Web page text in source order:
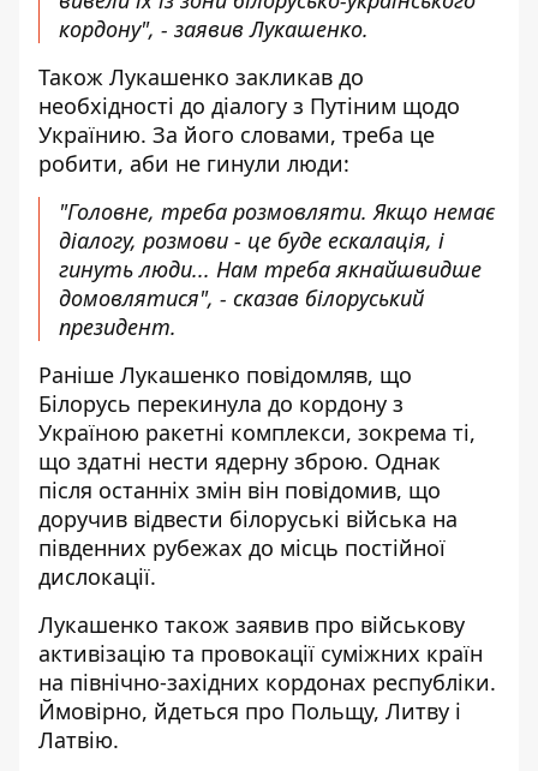
кордону", - заявив Лукашенко.
Також Лукашенко закликав до
необхідності до діалогу з Путіним щодо
Українию. За його словами, треба це
робити, аби не гинули люди:
"Головне, треба розмовляти. Якщо немає
діалогу, розмови - це буде ескалація, і
гинуть люди... Нам треба якнайшвидше
домовлятися", - сказав білоруський
президент.
Раніше Лукашенко повідомляв, що
Білорусь перекинула до кордону з
Україною ракетні комплекси, зокрема ті,
що здатні нести ядерну зброю. Однак
після останніх змін він повідомив, що
доручив відвести білоруські війська на
південних рубежах до місць постійної
дислокації.
Лукашенко також заявив про військову
активізацію та провокації суміжних країн
на північно-західних кордонах республіки.
Ймовірно, йдеться про Польщу, Литву і
Латвію.